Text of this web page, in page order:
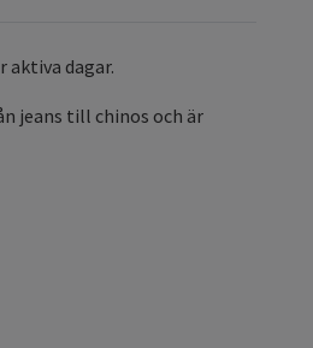
aktiva dagar.
jeans till chinos och är